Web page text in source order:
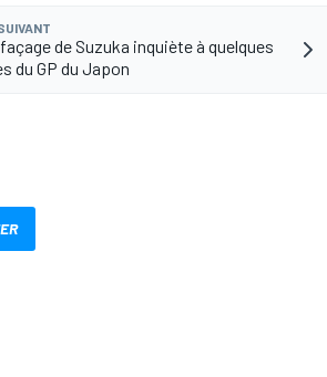
de Suzuka inquiète à quelques
du GP du Japon